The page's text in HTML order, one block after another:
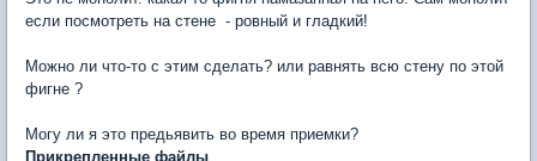
если посмотреть на стене - ровный и гладкий!
Можно ли что-то с этим сделать? или равнять всю стену по этой
фигне ?
Могу ли я это предьявить во время приемки?
Прикрепленные файлы